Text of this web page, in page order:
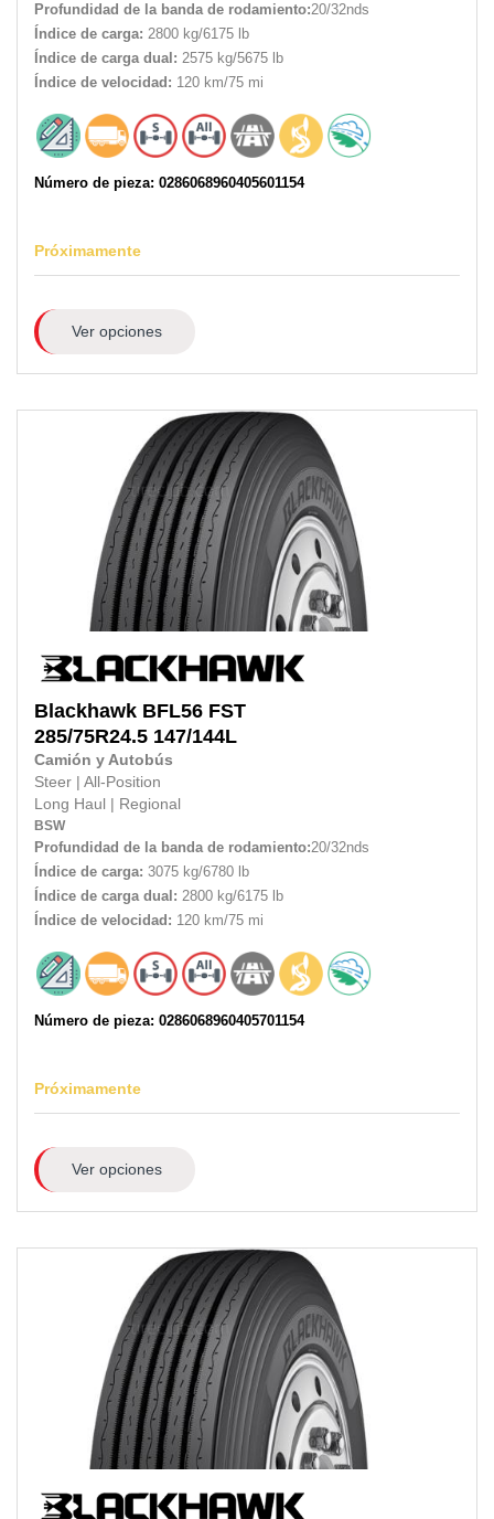
Profundidad de la banda de rodamiento:20/32nds
Índice de carga: 2800 kg/6175 lb
Índice de carga dual: 2575 kg/5675 lb
Índice de velocidad: 120 km/75 mi
Número de pieza: 0286068960405601154
Próximamente
Ver opciones
Blackhawk BFL56 FST
285/75R24.5 147/144L
Camión y Autobús
Steer
All-Position
Long Haul
Regional
BSW
Profundidad de la banda de rodamiento:20/32nds
Índice de carga: 3075 kg/6780 lb
Índice de carga dual: 2800 kg/6175 lb
Índice de velocidad: 120 km/75 mi
Número de pieza: 0286068960405701154
Próximamente
Ver opciones